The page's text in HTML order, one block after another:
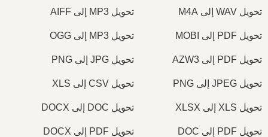
تحويل WAV إلى M4A تحويل MP3 إلى AIFF
تحويل PDF إلى MOBI تحويل MP3 إلى OGG
تحويل PDF إلى AZW3 تحويل JPG إلى PNG
تحويل JPEG إلى PNG تحويل CSV إلى XLS
تحويل XLS إلى XLSX تحويل DOC إلى DOCX
تحويل PDF إلى DOC تحويل PDF إلى DOCX